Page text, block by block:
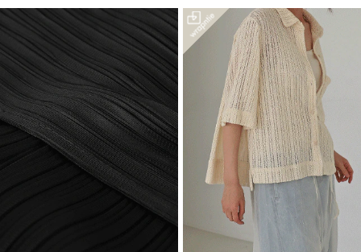
기기 좋은 아이템입니다~